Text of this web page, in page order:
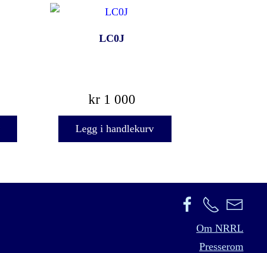
LC0J
kr1 000
Legg i handlekurv
Om NRRL
Presserom